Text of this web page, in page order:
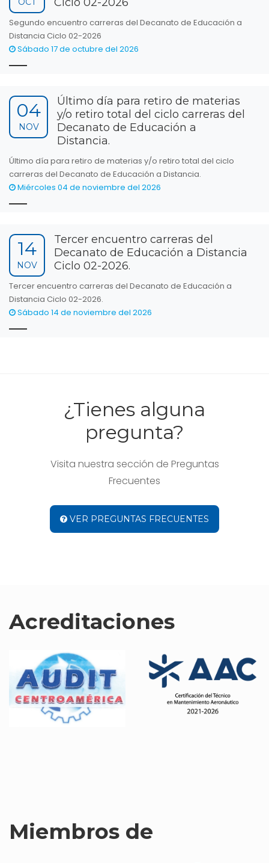
Segundo encuentro carreras del Decanato de Educación a
Distancia Ciclo 02-2026
Sábado 17 de octubre del 2026
04
NOV
Último día para retiro de materias
y/o retiro total del ciclo carreras del
Decanato de Educación a
Distancia.
Último día para retiro de materias y/o retiro total del ciclo
carreras del Decanato de Educación a Distancia.
Miércoles 04 de noviembre del 2026
14
NOV
Tercer encuentro carreras del
Decanato de Educación a Distancia
Ciclo 02-2026.
Tercer encuentro carreras del Decanato de Educación a
Distancia Ciclo 02-2026.
Sábado 14 de noviembre del 2026
¿Tienes alguna
pregunta?
Visita nuestra sección de Preguntas
Frecuentes
VER PREGUNTAS FRECUENTES
Acreditaciones
Miembros de